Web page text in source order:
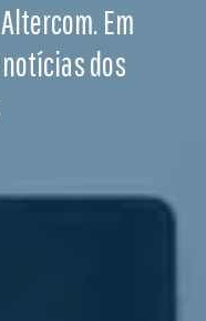
Em
dos